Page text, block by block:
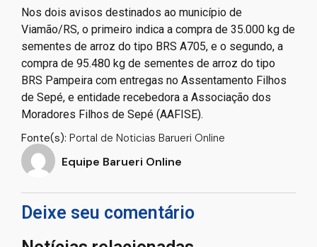
Nos dois avisos destinados ao município de
Viamão/RS, o primeiro indica a compra de 35.000 kg de
sementes de arroz do tipo BRS A705, e o segundo, a
compra de 95.480 kg de sementes de arroz do tipo
BRS Pampeira com entregas no Assentamento Filhos
de Sepé, e entidade recebedora a Associação dos
Moradores Filhos de Sepé (AAFISE).
Fonte(s): Portal de Noticias Barueri Online
Equipe Barueri Online
Deixe seu comentário